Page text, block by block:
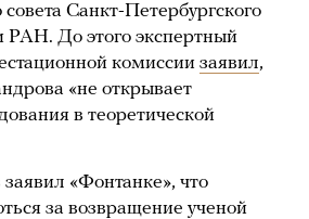
Санкт-Петербургского
РАН. До этого экспертный
комиссии заявил,
«не открывает
в теоретической
«Фонтанке», что
за возвращение ученой